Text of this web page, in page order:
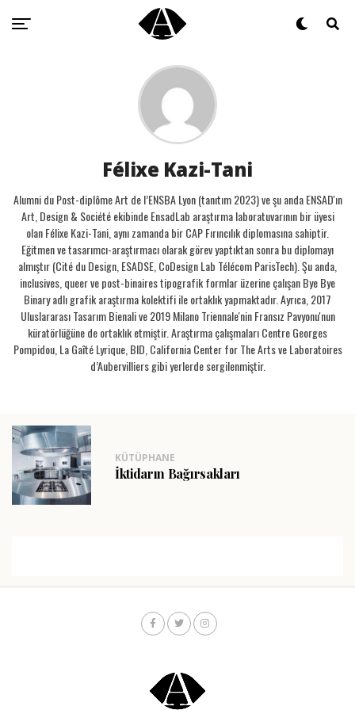
Félixe Kazi-Tani
Alumni du Post-diplôme Art de l’ENSBA Lyon (tanıtım 2023) ve şu anda ENSAD'ın
Art, Design & Société ekibinde EnsadLab araştırma laboratuvarının bir üyesi
olan Félixe Kazi-Tani, aynı zamanda bir CAP Fırıncılık diplomasına sahiptir.
Eğitmen ve tasarımcı-araştırmacı olarak görev yaptıktan sonra bu diplomayı
almıştır (Cité du Design, ESADSE, CoDesign Lab Télécom ParisTech). Şu anda,
inclusives, queer ve post-binaires tipografik formlar üzerine çalışan Bye Bye
Binary adlı grafik araştırma kolektifi ile ortaklık yapmaktadır. Ayrıca, 2017
Uluslararası Tasarım Bienali ve 2019 Milano Triennale'nin Fransız Pavyonu'nun
küratörlüğüne de ortaklık etmiştir. Araştırma çalışmaları Centre Georges
Pompidou, La Gaîté Lyrique, BID, California Center for The Arts ve Laboratoires
d’Aubervilliers gibi yerlerde sergilenmiştir.
KÜTÜPHANE
İktidarın Bağırsakları